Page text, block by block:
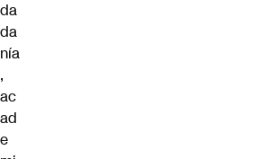
da
da
nía
,
ac
ad
e